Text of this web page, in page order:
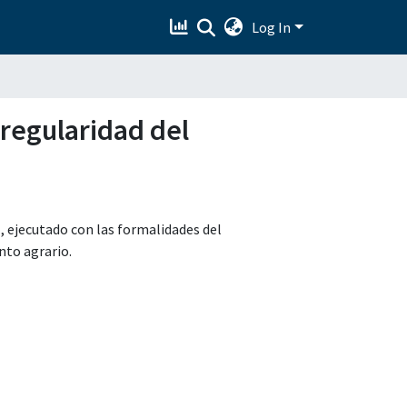
Log In
del
con las formalidades del
agrario.